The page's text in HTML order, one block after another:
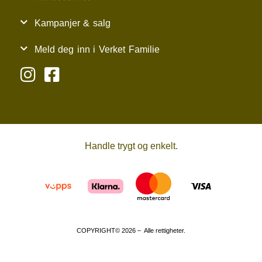
Kampanjer & salg
Meld deg inn i Verket Familie
Handle trygt og enkelt.
COPYRIGHT© 2026 – Alle rettigheter.